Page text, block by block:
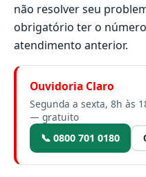
não resolver seu
obrigatório ter o
atendimento anterior.
Ouvidoria Claro
Segunda a sexta, 8h às
— gratuito
📞 0800 701 0180